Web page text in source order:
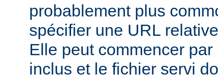
probablement plus
spécifier une URL
Elle peut commencer
inclus et le fichier servi